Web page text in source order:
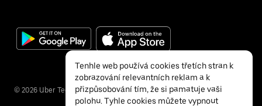
© 2026 Uber Technologies Inc.
Tenhle web používá cookies třetích stran k
zobrazování relevantních reklam a k
přizpůsobování tím, že si pamatuje vaši
polohu. Tyhle cookies můžete vypnout